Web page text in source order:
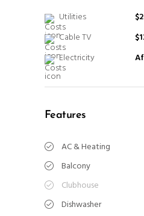
Utilities
Cable TV
Electricity
Features
AC & Heating
Balcony
Clubhouse
Dishwasher